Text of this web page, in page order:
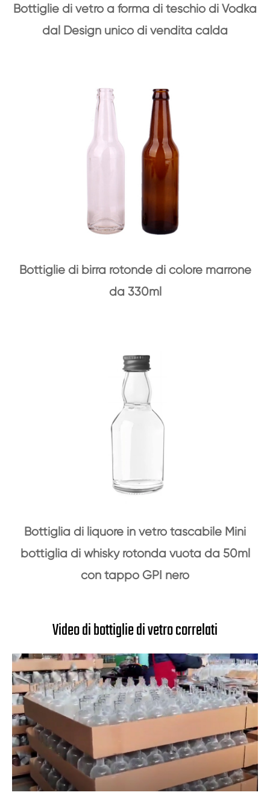
Bottiglie di vetro a forma di teschio di Vodka
dal Design unico di vendita calda
Bottiglie di birra rotonde di colore marrone
da 330ml
Bottiglia di liquore in vetro tascabile Mini
bottiglia di whisky rotonda vuota da 50ml
con tappo GPI nero
Video di bottiglie di vetro correlati